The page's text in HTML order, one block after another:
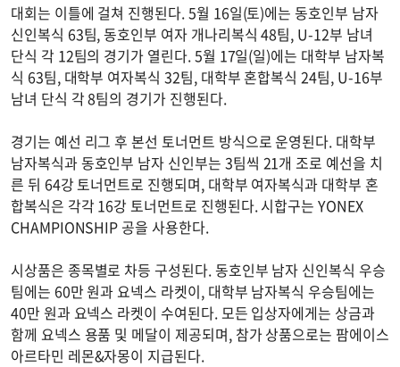
대회는 이틀에 걸쳐 진행된다. 5월 16일(토)에는 동호인부 남자
신인복식 63팀, 동호인부 여자 개나리복식 48팀, U-12부 남녀
단식 각 12팀의 경기가 열린다. 5월 17일(일)에는 대학부 남자복
식 63팀, 대학부 여자복식 32팀, 대학부 혼합복식 24팀, U-16부
남녀 단식 각 8팀의 경기가 진행된다.
경기는 예선 리그 후 본선 토너먼트 방식으로 운영된다. 대학부
남자복식과 동호인부 남자 신인부는 3팀씩 21개 조로 예선을 치
른 뒤 64강 토너먼트로 진행되며, 대학부 여자복식과 대학부 혼
합복식은 각각 16강 토너먼트로 진행된다. 시합구는 YONEX
CHAMPIONSHIP 공을 사용한다.
시상품은 종목별로 차등 구성된다. 동호인부 남자 신인복식 우승
팀에는 60만 원과 요넥스 라켓이, 대학부 남자복식 우승팀에는
40만 원과 요넥스 라켓이 수여된다. 모든 입상자에게는 상금과
함께 요넥스 용품 및 메달이 제공되며, 참가 상품으로는 팜에이스
아르타민 레몬&자몽이 지급된다.